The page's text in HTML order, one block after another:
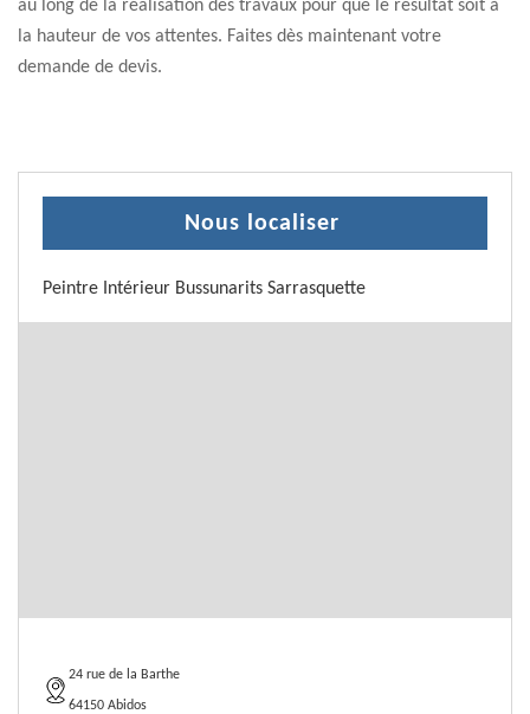
au long de la réalisation des travaux pour que le résultat soit à
la hauteur de vos attentes. Faites dès maintenant votre
demande de devis.
Nous localiser
Peintre Intérieur Bussunarits Sarrasquette
24 rue de la Barthe
64150 Abidos